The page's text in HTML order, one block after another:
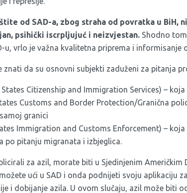
od SAD-a, zbog straha od povratka u BiH,
psihički iscrpljujuć i neizvjestan. Shodno
u, vrlo je važna kvalitetna priprema i informisanje
znati da su osnovni subjekti zaduženi za pitanja
States Citizenship and Immigration Services) –
Customs and Border Protection/Granična
granici
Immigration and Customs Enforcement) –
po pitanju migranata i izbjeglica.
za azil, morate biti u Sjedinjenim Američkim
ući u SAD i onda podnijeti svoju aplikaciju
i dobijanje azila. U ovom slučaju, azil može biti